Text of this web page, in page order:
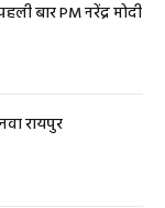
बार PM नरेंद्र मोदी
रायपुर